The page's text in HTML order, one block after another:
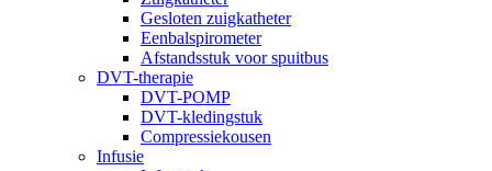
Gesloten zuigkatheter
Eenbalspirometer
Afstandsstuk voor spuitbus
DVT-therapie
DVT-POMP
DVT-kledingstuk
Compressiekousen
Infusie